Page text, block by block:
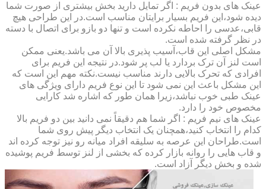
عینک های بدون فریم : اگر تمایل دارید بخش بیشتری از صورت شما
دیده شود،این فریم بسیار برایتان مناسب است.در این طراحی هیچ
قابی،عدسی را احاطه نکرده است و تنها دو بازو برای اتصال با دسته
در نظر گرفته شده است.
مشکل اصلی این قاب،آسیب پذیری بالا آن می باشد.یعنی ممکن
است لنز آن ترک بردارد یا لب پر شود.در نتیجه این فریم برای
افرادی که تحرک بالایی دارند مناسب نیست.نکته مهم این است که
این مشکل باعث این نمی شود تا این نوع فریم دارای ویژگی های
عینک طبی خوب نباشد،زیرا همان طور که اشاره شد کارایی
مخصوص خود را دارد.
عینک های نیم فریم : اگر شما هم دقیقاً نمی دانید بین دو فریم بالا
کدام را انتخاب کنید،همچنان یک انتخاب دیگر پیش روی شما
است.طراحان این عرصه به سلیقه افراد میانه رو نیز توجه کرده اند
و قاب هایی را روانه بازار کرده که بخشی از لنز توسط فریم پوشیده
شده و بخش دیگر آزاد است.